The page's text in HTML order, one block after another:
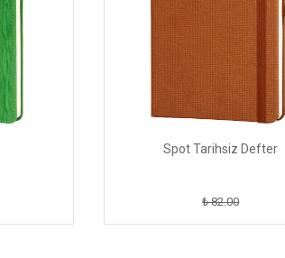
Spot Tarihsiz Defter
₺ 82.00